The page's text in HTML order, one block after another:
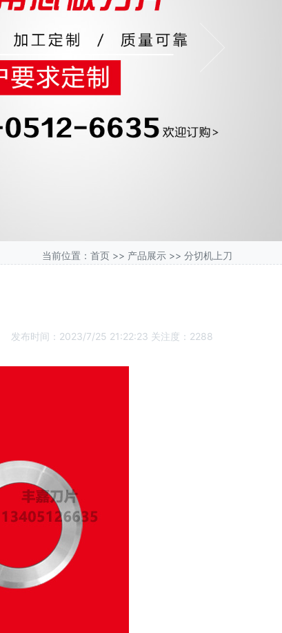
当前位置： 首页 >> 产品展示 >> 分切机上刀
发布时间：2023/7/25 21:22:23 关注度：2288